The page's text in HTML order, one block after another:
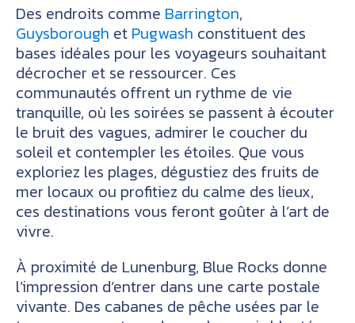
Des endroits comme Barrington,
Guysborough et Pugwash constituent des
bases idéales pour les voyageurs souhaitant
décrocher et se ressourcer. Ces
communautés offrent un rythme de vie
tranquille, où les soirées se passent à écouter
le bruit des vagues, admirer le coucher du
soleil et contempler les étoiles. Que vous
exploriez les plages, dégustiez des fruits de
mer locaux ou profitiez du calme des lieux,
ces destinations vous feront goûter à l’art de
vivre.
À proximité de Lunenburg, Blue Rocks donne
l’impression d’entrer dans une carte postale
vivante. Des cabanes de pêche usées par le